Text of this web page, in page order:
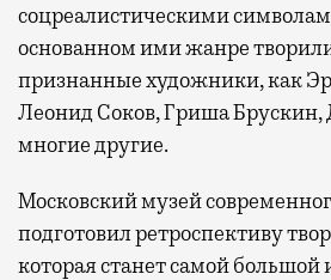
соцреалистическими
основанном ими жанре
признанные художники, как
Леонид Соков, Гриша
многие другие.
Московский музей
подготовил ретроспективу
которая станет самой большой